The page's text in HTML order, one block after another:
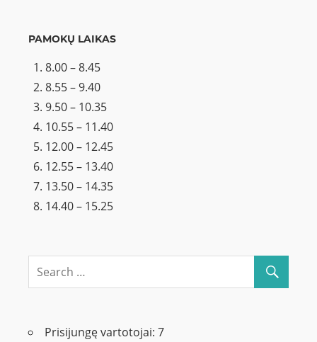
PAMOKŲ LAIKAS
8.00 – 8.45
8.55 – 9.40
9.50 – 10.35
10.55 – 11.40
12.00 – 12.45
12.55 – 13.40
13.50 – 14.35
14.40 – 15.25
Prisijungę vartotojai: 7